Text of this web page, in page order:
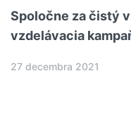
Spoločne za čistý
vzdelávacia
27 decembra 2021